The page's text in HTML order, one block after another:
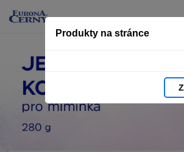
Produkty na stránce